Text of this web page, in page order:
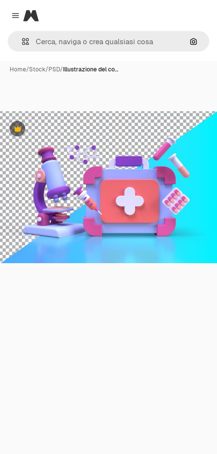
Close menu
Magnific
Cerca
Home/Stock/PSD/Illustrazione del co…
Premium